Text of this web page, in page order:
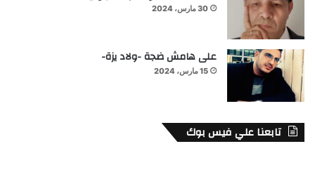
30 مارس، 2024
على هامش ضجة -ولاد يزة-
15 مارس، 2024
تابعنا علي فيس بوك